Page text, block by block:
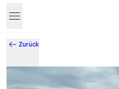
Zurück
Business & Innovation in